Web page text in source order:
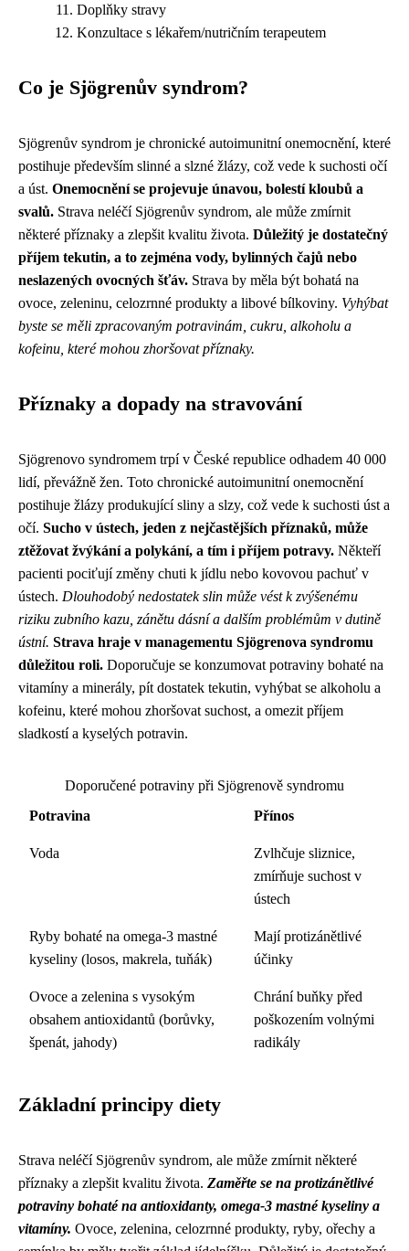
Doplňky stravy
Konzultace s lékařem/nutričním terapeutem
Co je Sjögrenův syndrom?
Sjögrenův syndrom je chronické autoimunitní onemocnění, které
postihuje především slinné a slzné žlázy, což vede k suchosti očí
a úst. Onemocnění se projevuje únavou, bolestí kloubů a
svalů. Strava neléčí Sjögrenův syndrom, ale může zmírnit
některé příznaky a zlepšit kvalitu života. Důležitý je dostatečný
příjem tekutin, a to zejména vody, bylinných čajů nebo
neslazených ovocných šťáv. Strava by měla být bohatá na
ovoce, zeleninu, celozrnné produkty a libové bílkoviny. Vyhýbat
byste se měli zpracovaným potravinám, cukru, alkoholu a
kofeinu, které mohou zhoršovat příznaky.
Příznaky a dopady na stravování
Sjögrenovo syndromem trpí v České republice odhadem 40 000
lidí, převážně žen. Toto chronické autoimunitní onemocnění
postihuje žlázy produkující sliny a slzy, což vede k suchosti úst a
očí. Sucho v ústech, jeden z nejčastějších příznaků, může
ztěžovat žvýkání a polykání, a tím i příjem potravy. Někteří
pacienti pociťují změny chuti k jídlu nebo kovovou pachuť v
ústech. Dlouhodobý nedostatek slin může vést k zvýšenému
riziku zubního kazu, zánětu dásní a dalším problémům v dutině
ústní. Strava hraje v managementu Sjögrenova syndromu
důležitou roli. Doporučuje se konzumovat potraviny bohaté na
vitamíny a minerály, pít dostatek tekutin, vyhýbat se alkoholu a
kofeinu, které mohou zhoršovat suchost, a omezit příjem
sladkostí a kyselých potravin.
Doporučené potraviny při Sjögrenově syndromu
Potravina
Přínos
Voda
Zvlhčuje sliznice,
zmírňuje suchost v
ústech
Ryby bohaté na omega-3 mastné
kyseliny (losos, makrela, tuňák)
Mají protizánětlivé
účinky
Ovoce a zelenina s vysokým
obsahem antioxidantů (borůvky,
špenát, jahody)
Chrání buňky před
poškozením volnými
radikály
Základní principy diety
Strava neléčí Sjögrenův syndrom, ale může zmírnit některé
příznaky a zlepšit kvalitu života. Zaměřte se na protizánětlivé
potraviny bohaté na antioxidanty, omega-3 mastné kyseliny a
vitamíny. Ovoce, zelenina, celozrnné produkty, ryby, ořechy a